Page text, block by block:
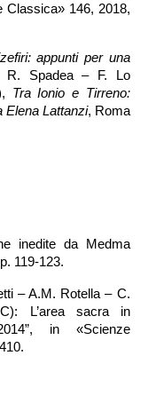
Classica» 146, 2018,
appunti per una
Spadea – F. Lo
Tra Ionio e Tirreno:
Elena Lattanzi, Roma
inedite da Medma
119-123.
– A.M. Rotella – C.
L’area sacra in
in «Scienze